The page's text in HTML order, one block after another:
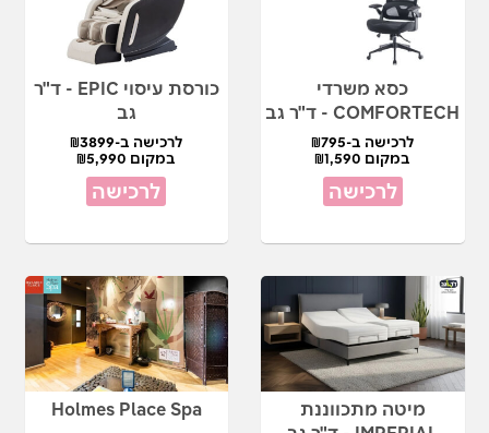
כסא משרדי
COMFORTECH - ד"ר גב
לרכישה ב-₪795
במקום ₪1,590
לרכישה
כורסת עיסוי EPIC - ד"ר
גב
לרכישה ב-₪3899
במקום ₪5,990
לרכישה
מיטה מתכווננת
Holmes Place Spa